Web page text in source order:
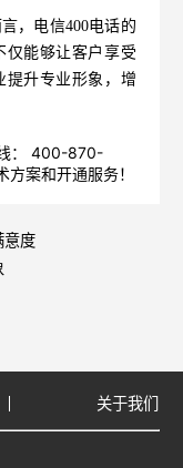
， 电信400电话的
仅能够让客户享受
提升专业形象，增
： 400-870-
案和开通服务！
意度
关于我们